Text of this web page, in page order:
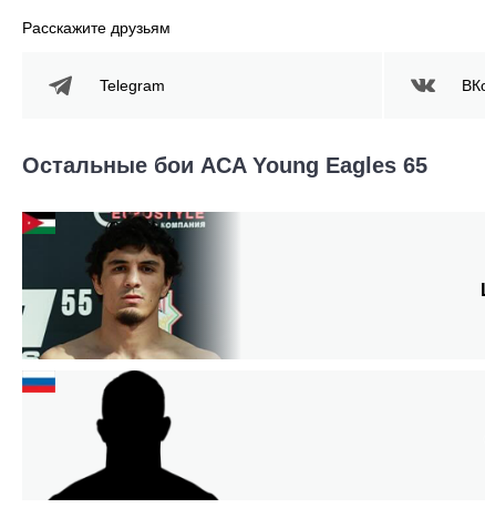
Расскажите друзьям
Telegram
Остальные бои ACA Young Eagles 65